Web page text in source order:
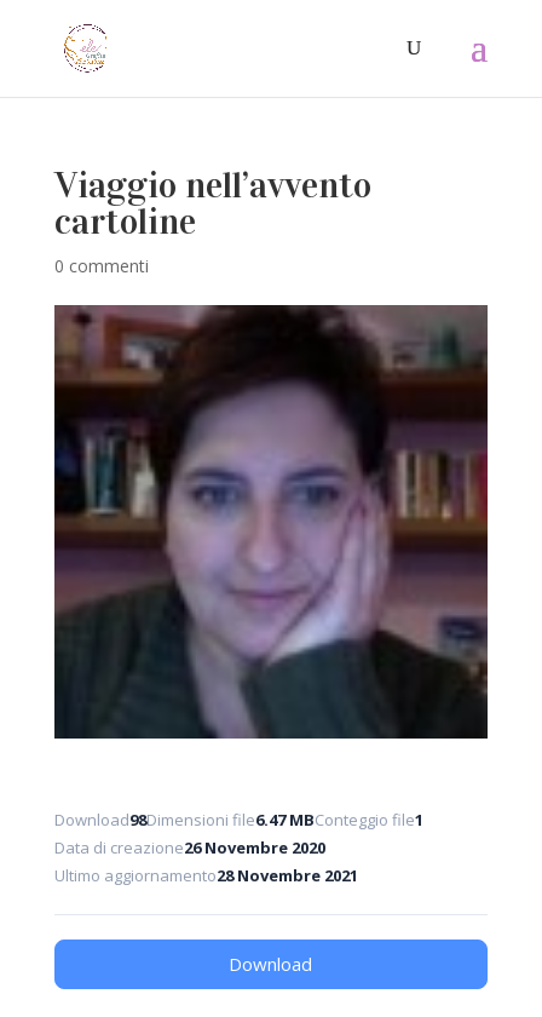
Viaggio nell’avvento
cartoline
0 commenti
Download98Dimensioni file6.47 MBConteggio file1
Data di creazione26 Novembre 2020
Ultimo aggiornamento28 Novembre 2021
Download